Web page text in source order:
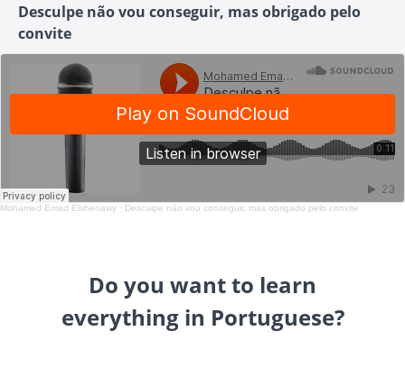
Desculpe não vou conseguir, mas obrigado pelo
convite
Mohamed Emad Elshenawy · Desculpe não vou conseguir, mas obrigado pelo convite
Do you want to learn
everything in Portuguese?